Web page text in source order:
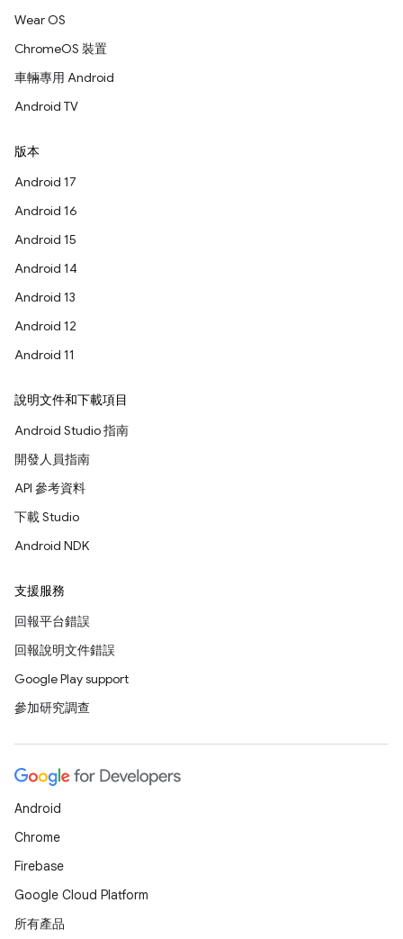
Wear OS
ChromeOS 裝置
車輛專用 Android
Android TV
版本
Android 17
Android 16
Android 15
Android 14
Android 13
Android 12
Android 11
說明文件和下載項目
Android Studio 指南
開發人員指南
API 參考資料
下載 Studio
Android NDK
支援服務
回報平台錯誤
回報說明文件錯誤
Google Play support
參加研究調查
Android
Chrome
Firebase
Google Cloud Platform
所有產品